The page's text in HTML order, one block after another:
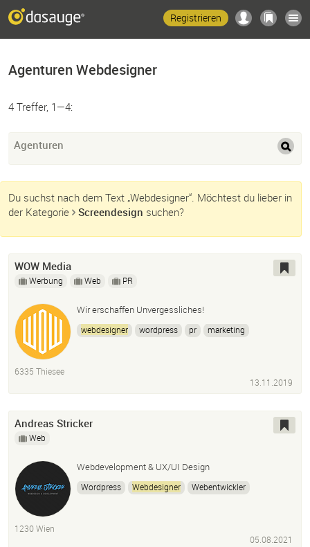
Registrieren
Agenturen Webdesigner
4 Treffer, 1—4:
Agenturen
Du suchst nach dem Text „Webdesigner“. Möchtest du lieber in
der Kategorie
Screendesign suchen?
WOW Media
Werbung Web PR
Wir erschaffen Unvergessliches!
webdesigner wordpress pr marketing
6335 Thiesee
13.11.2019
Andreas Stricker
Web
Webdevelopment & UX/UI Design
Wordpress Webdesigner
Webentwickler
1230 Wien
05.08.2021